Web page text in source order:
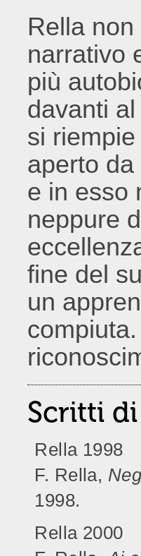
Rella
narrativo
più
davanti
si
aperto
e in esso
neppure
fine del
un
Scritti
Rella 1998
F. Rella,
1998.
Rella 2000